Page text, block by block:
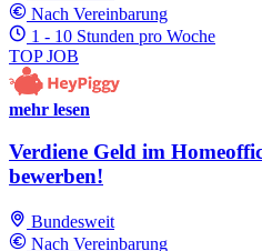
Nach Vereinbarung
1 - 10 Stunden pro Woche
TOP JOB
mehr lesen
Verdiene Geld im
bewerben!
Bundesweit
Nach Vereinbarung